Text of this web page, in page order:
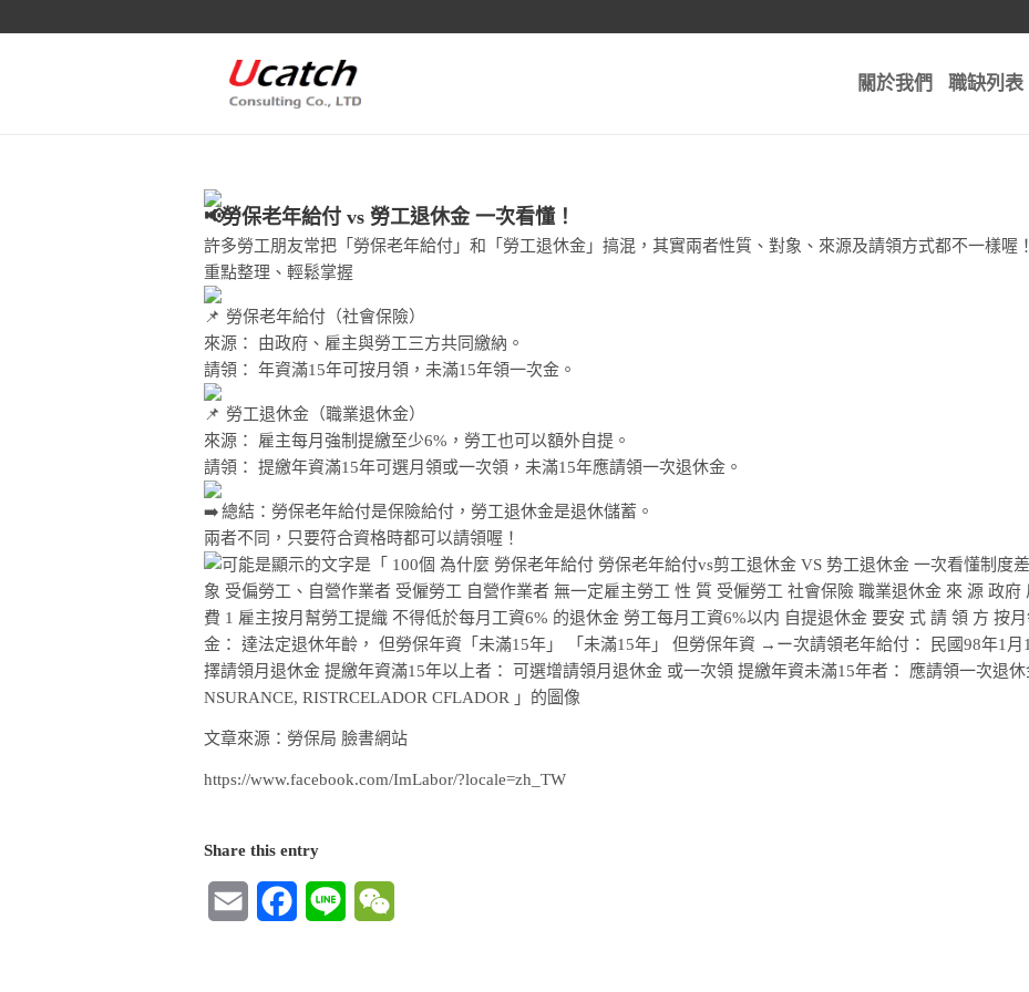
關於我們 職缺列表
勞保老年給付 vs 勞工退休金 一次看懂！
許多勞工朋友常把「勞保老年給付」和「勞工退休金」搞混，其實兩者性質、對象、來源及請領方式都不一樣喔！
重點整理、輕鬆掌握
勞保老年給付（社會保險）
來源： 由政府、雇主與勞工三方共同繳納。
請領： 年資滿15年可按月領，未滿15年領一次金。
勞工退休金（職業退休金）
來源： 雇主每月強制提繳至少6%，勞工也可以額外自提。
請領： 提繳年資滿15年可選月領或一次領，未滿15年應請領一次退休金。
總結：勞保老年給付是保險給付，勞工退休金是退休儲蓄。
兩者不同，只要符合資格時都可以請領喔！
文章來源：勞保局 臉書網站
https://www.facebook.com/ImLabor/?locale=zh_TW
Share this entry
Email FacebookLine